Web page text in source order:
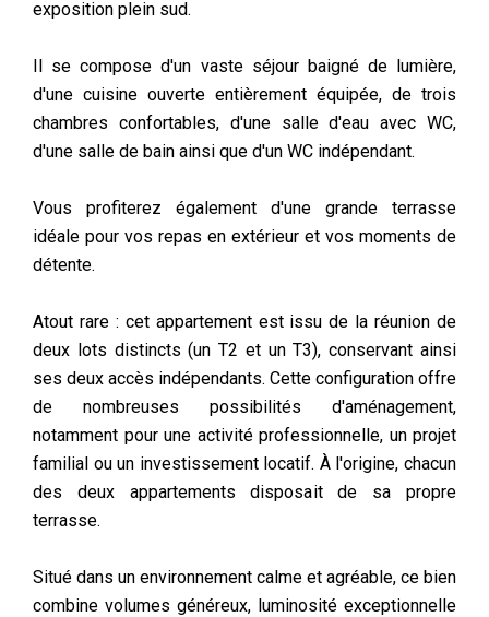
exposition plein sud.
Il se compose d'un vaste séjour baigné de lumière,
d'une cuisine ouverte entièrement équipée, de trois
chambres confortables, d'une salle d'eau avec WC,
d'une salle de bain ainsi que d'un WC indépendant.
Vous profiterez également d'une grande terrasse
idéale pour vos repas en extérieur et vos moments de
détente.
Atout rare : cet appartement est issu de la réunion de
deux lots distincts (un T2 et un T3), conservant ainsi
ses deux accès indépendants. Cette configuration offre
de nombreuses possibilités d'aménagement,
notamment pour une activité professionnelle, un projet
familial ou un investissement locatif. À l'origine, chacun
des deux appartements disposait de sa propre
terrasse.
Situé dans un environnement calme et agréable, ce bien
combine volumes généreux, luminosité exceptionnelle